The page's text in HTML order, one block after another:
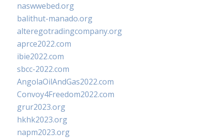
naswwebed.org
balithut-manado.org
alteregotradingcompany.org
aprce2022.com
ibie2022.com
sbcc-2022.com
AngolaOilAndGas2022.com
Convoy4Freedom2022.com
grur2023.org
hkhk2023.org
napm2023.org